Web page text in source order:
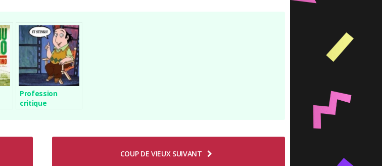
Profession
critique
COUP DE VIEUX SUIVANT